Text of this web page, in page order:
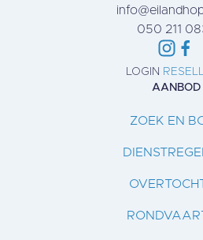
050 211
LOGIN
AANBOD
ZOEK EN